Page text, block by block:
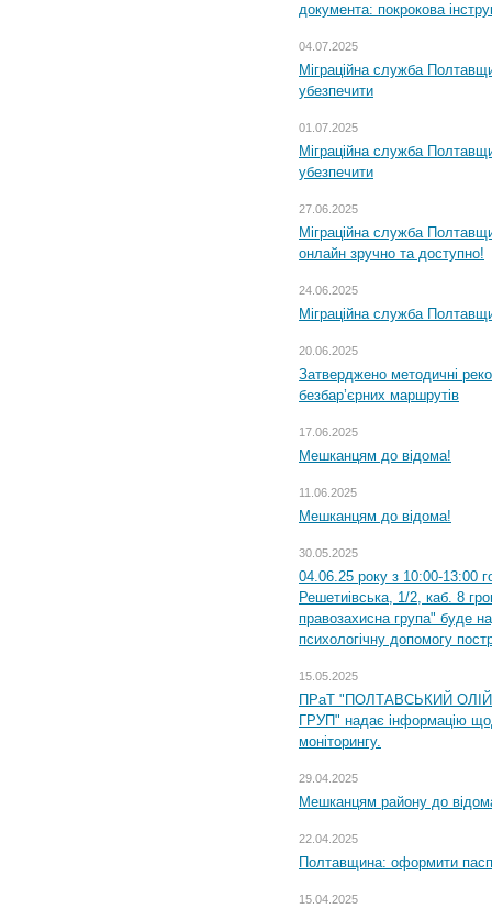
документа: покрокова
04.07.2025
Міграційна служба
убезпечити
01.07.2025
Міграційна служба
убезпечити
27.06.2025
Міграційна служба
онлайн зручно та доступно!
24.06.2025
Міграційна служба
20.06.2025
Затверджено методичні
безбар’єрних маршрутів
17.06.2025
Мешканцям до відома!
11.06.2025
Мешканцям до відома!
30.05.2025
04.06.25 року з 10:00-13:00
Решетиівська, 1/2, каб. 8
правозахисна група" буде
психологічну допомогу
15.05.2025
ПРаТ "ПОЛТАВСЬКИЙ
ГРУП" надає інформацію
моніторингу.
29.04.2025
Мешканцям району до
22.04.2025
Полтавщина: оформити
15.04.2025